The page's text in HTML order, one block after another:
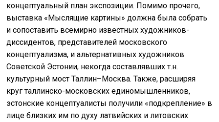
концептуальный план экспозиции. Помимо прочего,
выставка «Мыслящие картины» должна была собрать
и сопоставить всемирно известных художников-
диссидентов, представителей московского
концептуализма, и альтернативных художников
Советской Эстонии, некогда составлявших т.н.
культурный мост Таллин–Москва. Также, расширяя
круг таллинско-московских единомышленников,
эстонские концептуалисты получили «подкрепление» в
лице близких им по духу латвийских и литовских